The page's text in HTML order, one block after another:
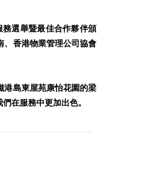
選舉暨最佳合作夥伴頒
、香港物業管理公司協會
港島東屋苑康怡花園的梁
在服務中更加出色。